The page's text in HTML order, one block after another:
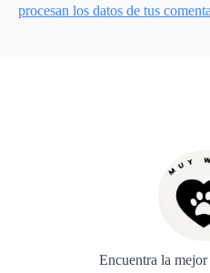
procesan los datos de tus
Encuentra la